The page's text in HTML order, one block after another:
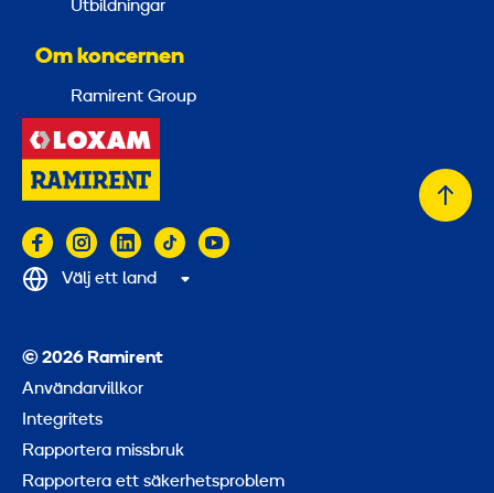
Utbildningar
Om koncernen
Ramirent Group
© 2026 Ramirent
Användarvillkor
Integritets
Rapportera missbruk
Rapportera ett säkerhetsproblem
Välj ett land